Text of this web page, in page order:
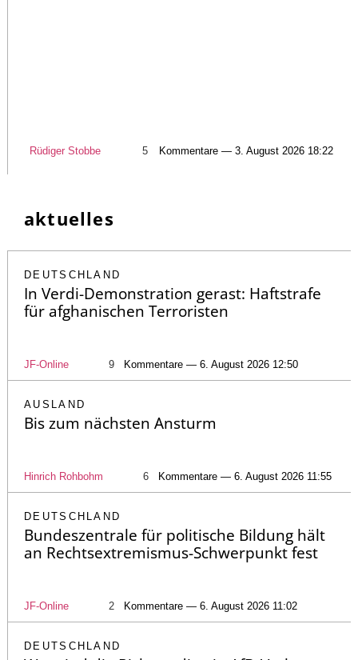
Rüdiger Stobbe 5 Kommentare — 3. August 2026 18:22
aktuelles
DEUTSCHLAND
In Verdi-Demonstration gerast: Haftstrafe
für afghanischen Terroristen
JF-Online 9 Kommentare — 6. August 2026 12:50
AUSLAND
Bis zum nächsten Ansturm
Hinrich Rohbohm 6 Kommentare — 6. August 2026 11:55
DEUTSCHLAND
Bundeszentrale für politische Bildung hält
an Rechtsextremismus-Schwerpunkt fest
JF-Online 2 Kommentare — 6. August 2026 11:02
DEUTSCHLAND